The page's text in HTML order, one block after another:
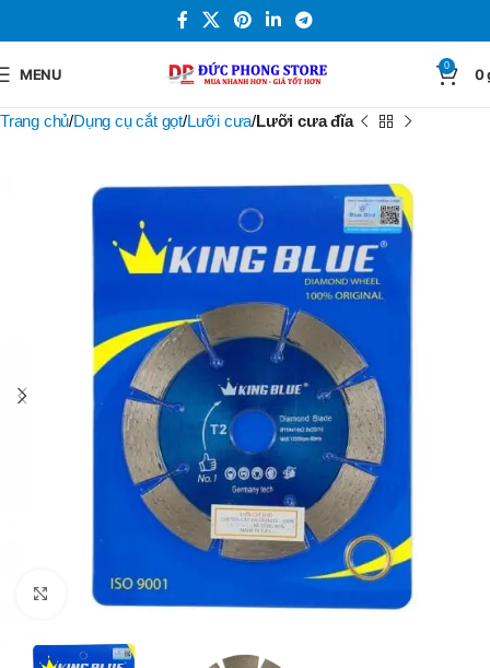
MENU 0 0
Trang chủ Dụng cụ cắt gọt Lưỡi cưa Lưỡi cưa đĩa
Click to enlarge